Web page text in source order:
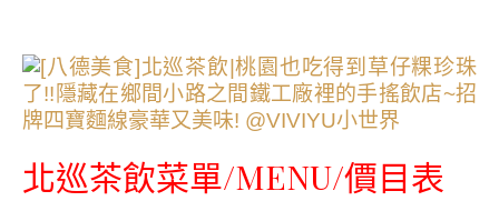
北巡茶飲菜單/MENU/價目表